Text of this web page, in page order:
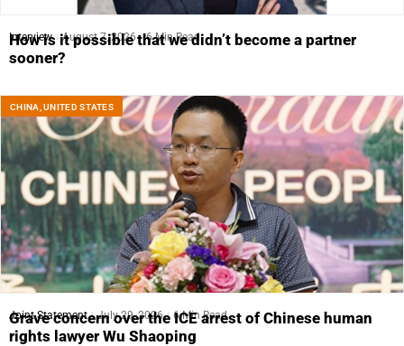
Interview August 7, 2026 6 Min Read
How is it possible that we didn’t become a partner
sooner?
CHINA ,UNITED STATES
Joint Statement July 29, 2026 6 Min Read
Grave concern over the ICE arrest of Chinese human
rights lawyer Wu Shaoping